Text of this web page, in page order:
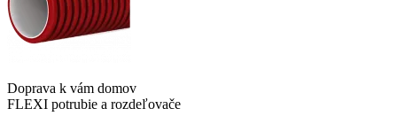
Doprava k vám domov
FLEXI potrubie a rozdeľovače